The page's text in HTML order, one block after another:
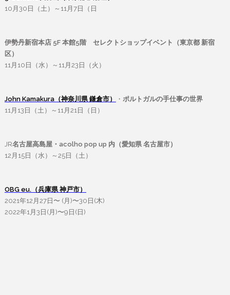
10月30日（土）～11月7日（日
伊勢丹新宿本店 5F 本館5階 セレクトショップイベント（東京都 新宿
区）
11月10日（水）～11月23日（火）
John Kamakura（神奈川県 鎌倉市） ・ ポルトガルの手仕事の世界
11月13日（土）～11月21日（日）
JR名古屋高島屋・acolho pop up 内（愛知県 名古屋市）
12月15日（水）～25日（土）
OBG eu.（兵庫県 神戸市）
2021年12月27日〜 (月)〜30日(木)
2022年1月3日(月)〜9日(日)